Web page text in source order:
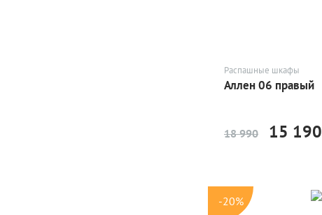
Распашные шкафы
Аллен 06 правый
18 990 15 190
-20%